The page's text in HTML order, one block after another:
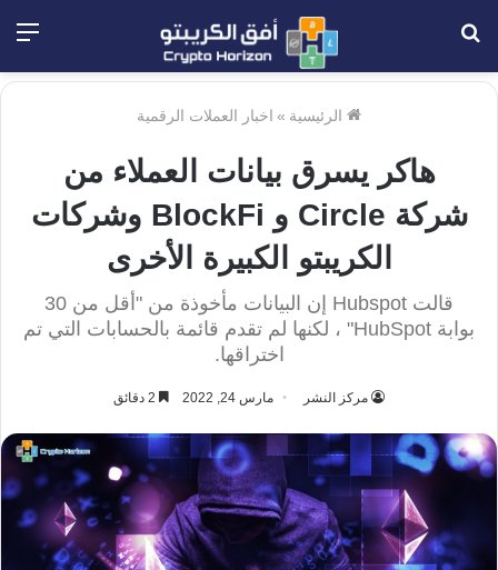
الرئيسية » اخبار العملات الرقمية
هاكر يسرق بيانات العملاء من
شركة Circle و BlockFi وشركات
الكريبتو الكبيرة الأخرى
قالت Hubspot إن البيانات مأخوذة من "أقل من 30
بوابة HubSpot" ، لكنها لم تقدم قائمة بالحسابات التي تم
اختراقها.
مركز النشر مارس 24, 2022